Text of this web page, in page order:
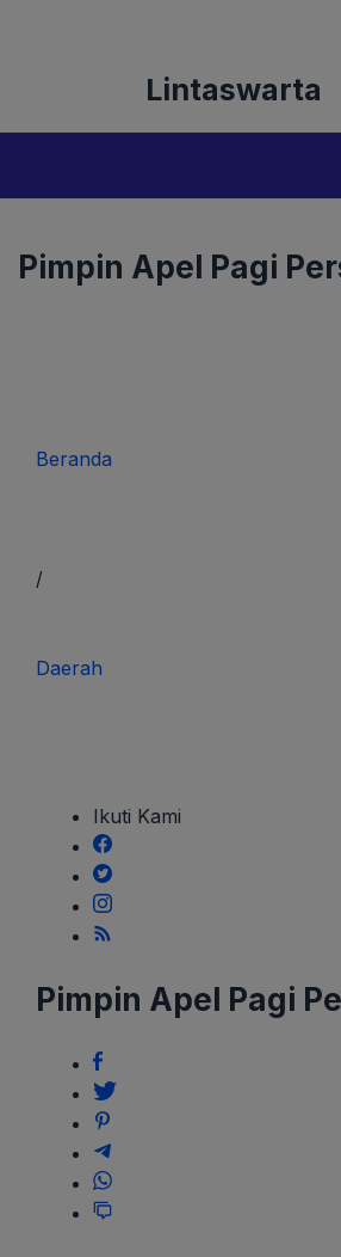
Lintaswarta
Pimpin Apel Pagi
Beranda
/
Daerah
Pimpin
Apel
Personil,
Kapolres
Hindari
Pelanggaran
Menurunkan
Ikuti Kami
Pimpin Apel Pagi